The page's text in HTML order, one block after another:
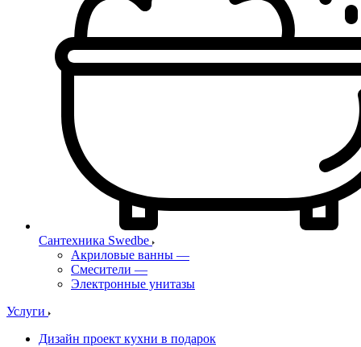
Сантехника Swedbe
Акриловые ванны —
Смесители —
Электронные унитазы
Услуги
Дизайн проект кухни в подарок